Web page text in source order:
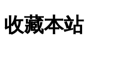
收藏本站